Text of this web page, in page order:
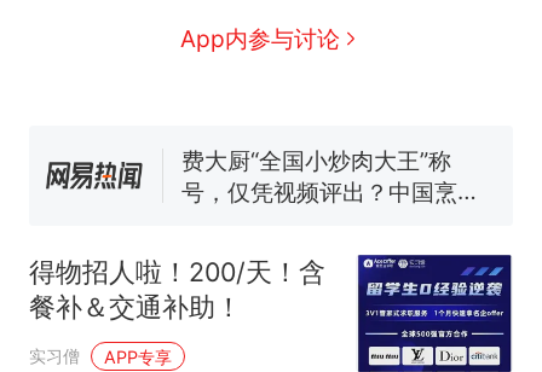
App内参与讨论
人生
新 制裁瓜子饺子，美国怕什
么？
协会回应
男子上山采菌偶然发现鸡枞菌
窝，原地守1天等它长大：挖了
回大海 目击者直呼震惊 （视频
来源：参考消息）
笔试第一被第二名传话劝弃考
官方通报
那个在床头放菜刀的女孩，
得物招人啦！200/天！含
餐补＆交通补助！
实习僧 APP专享